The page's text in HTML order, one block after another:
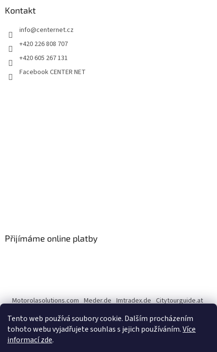
Tento web používá soubory cookie. Dalším procházením
tohoto webu vyjadřujete souhlas s jejich používáním.Více
informací zde.
Kontakt
info@centernet.cz
+420 226 808 707
+420 605 267 131
Facebook CENTER NET
Přijímáme online platby
Motorolasolutions.com Meder.de Imtradex.de Citytourguide.at